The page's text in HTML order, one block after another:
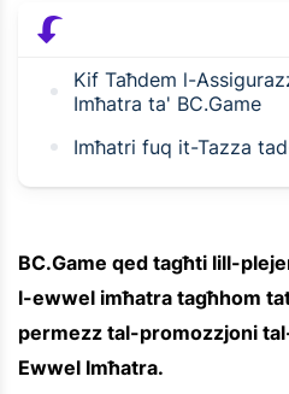
Kif Taħdem l-
Imħatra ta' BC.Game
Imħatri fuq it-Tazza
BC.Game qed tagħti lill-
l-ewwel imħatra tagħhom
permezz tal-promozzjoni
Ewwel Imħatra.